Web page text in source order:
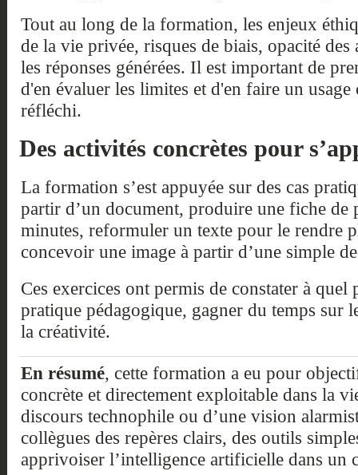
Tout au long de la formation, les enjeux
de la vie privée, risques de biais, opacité
les réponses générées. Il est important de
d'en évaluer les limites et d'en faire un
réfléchi.
Des activités concrètes pour
La formation s’est appuyée sur des cas
partir d’un document, produire une fiche de
minutes, reformuler un texte pour le rendre
concevoir une image à partir d’une simple
Ces exercices ont permis de constater à
pratique pédagogique, gagner du temps sur
la créativité.
En résumé, cette formation a eu pour
concrète et directement exploitable dans la
discours technophile ou d’une vision
collègues des repères clairs, des outils
apprivoiser l’intelligence artificielle dans un